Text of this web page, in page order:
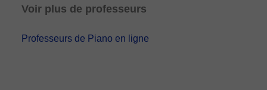
Voir plus de professeurs
Professeurs de Piano en ligne